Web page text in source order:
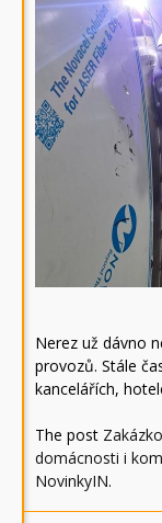
Nerez už dávno
provozů. Stále
kancelářích,
The post
domácnosti i
NovinkyIN.